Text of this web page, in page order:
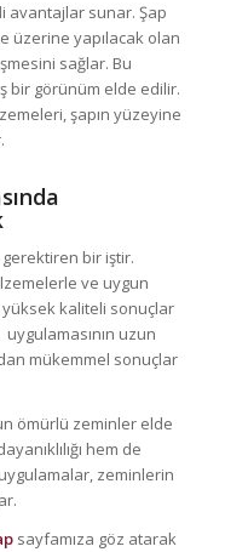
avantajlar sunar. Şap
üzerine yapılacak olan
sağlar. Bu
bir görünüm elde edilir.
şapın yüzeyine
bir iştir.
ve uygun
kaliteli sonuçlar
uzun
mükemmel sonuçlar
ömürlü zeminler elde
hem de
zeminlerin
sayfamıza göz atarak